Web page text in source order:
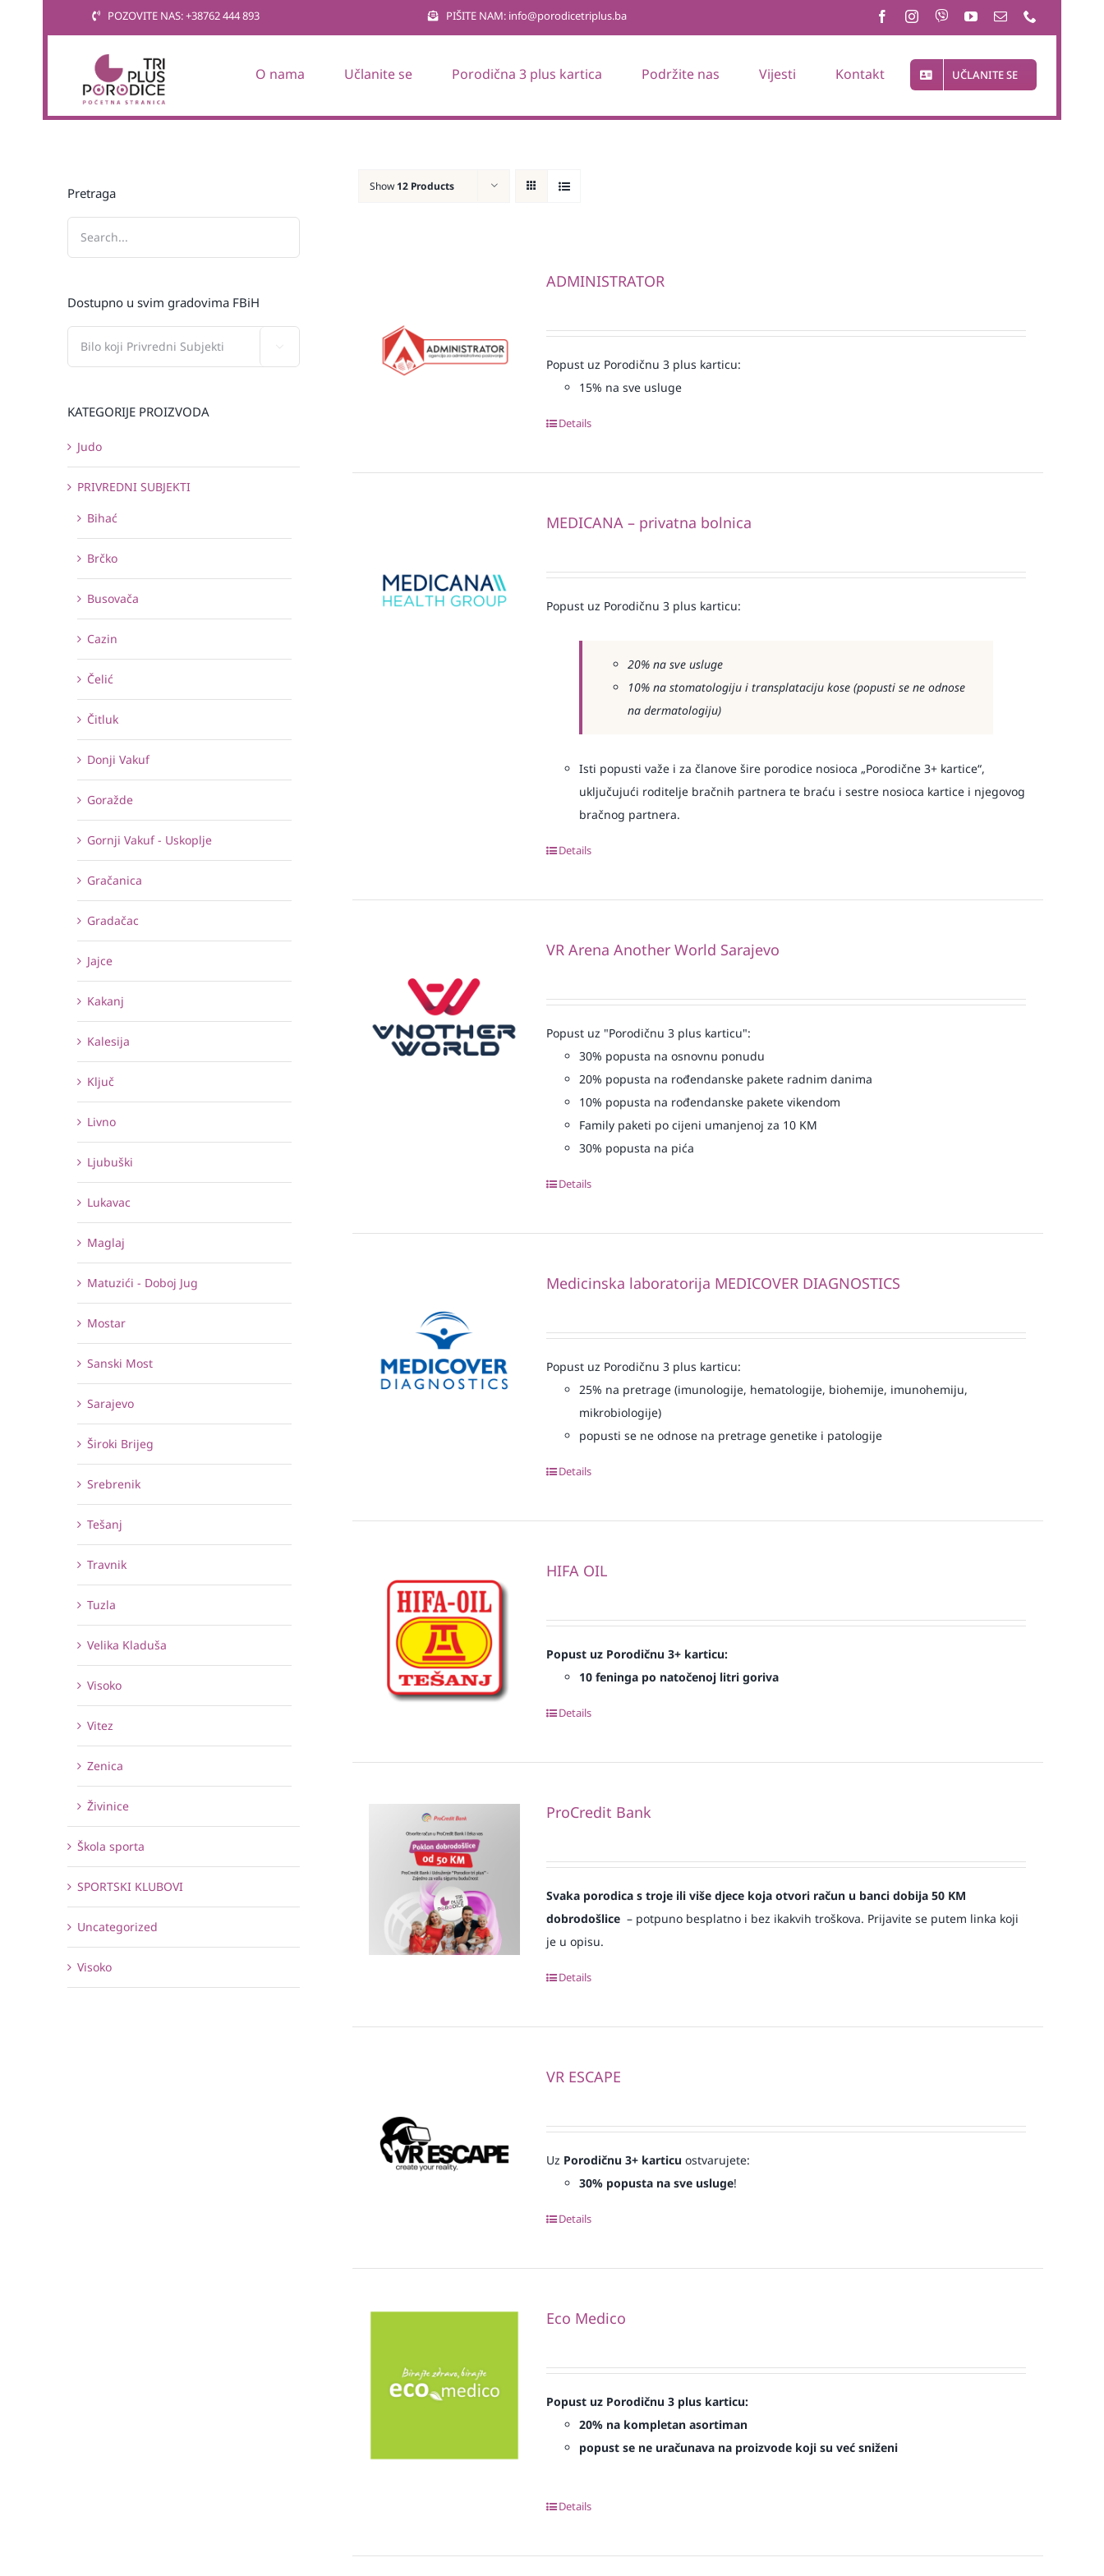
POZOVITE NAS: +38762 444 893 PIŠITE NAM: info@porodicetriplus.ba
O nama Učlanite se Porodična 3 plus kartica Podržite nas Vijesti Kontakt UČLANITE SE
Show 12 Products
ADMINISTRATOR
Popust uz Porodičnu 3 plus karticu:
15% na sve usluge
Details
MEDICANA – privatna bolnica
Popust uz Porodičnu 3 plus karticu:
20% na sve usluge
10% na stomatologiju i transplataciju kose (popusti se ne odnose
na dermatologiju)
Isti popusti važe i za članove šire porodice nosioca „Porodične 3+ kartice“,
uključujući roditelje bračnih partnera te braću i sestre nosioca kartice i njegovog
bračnog partnera.
Details
VR Arena Another World Sarajevo
Popust uz "Porodičnu 3 plus karticu":
30% popusta na osnovnu ponudu
20% popusta na rođendanske pakete radnim danima
10% popusta na rođendanske pakete vikendom
Family paketi po cijeni umanjenoj za 10 KM
30% popusta na pića
Details
Medicinska laboratorija MEDICOVER DIAGNOSTICS
Popust uz Porodičnu 3 plus karticu:
25% na pretrage (imunologije, hematologije, biohemije, imunohemiju,
mikrobiologije)
popusti se ne odnose na pretrage genetike i patologije
Details
HIFA OIL
Popust uz Porodičnu 3+ karticu:
10 feninga po natočenoj litri goriva
Details
ProCredit Bank
Svaka porodica s troje ili više djece koja otvori račun u banci dobija 50 KM
dobrodošlice– potpuno besplatno i bez ikakvih troškova. Prijavite se putem linka koji
je u opisu.
Details
VR ESCAPE
Uz Porodičnu 3+ karticu ostvarujete:
30% popusta na sve usluge!
Details
Eco Medico
Popust uz Porodičnu 3 plus karticu:
20% na kompletan asortiman
popust se ne uračunava na proizvode koji su već sniženi
Details
Pretraga
Dostupno u svim gradovima FBiH
KATEGORIJE PROIZVODA
Judo
PRIVREDNI SUBJEKTI
Bihać
Brčko
Busovača
Cazin
Čelić
Čitluk
Donji Vakuf
Goražde
Gornji Vakuf - Uskoplje
Gračanica
Gradačac
Jajce
Kakanj
Kalesija
Ključ
Livno
Ljubuški
Lukavac
Maglaj
Matuzići - Doboj Jug
Mostar
Sanski Most
Sarajevo
Široki Brijeg
Srebrenik
Tešanj
Travnik
Tuzla
Velika Kladuša
Visoko
Vitez
Zenica
Živinice
Škola sporta
SPORTSKI KLUBOVI
Uncategorized
Visoko